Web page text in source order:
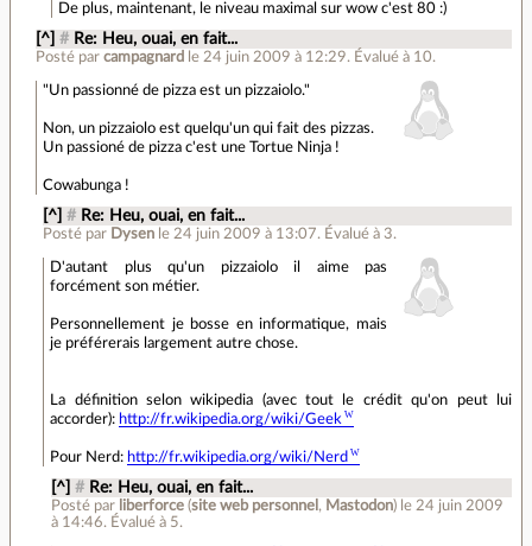
De plus, maintenant, le niveau maximal sur wow c'est 80 :)
[^] # Re: Heu, ouai, en fait...
Posté par campagnard le 24 juin 2009 à 12:29. Évalué à 10.
"Un passionné de pizza est un pizzaiolo."
Non, un pizzaiolo est quelqu'un qui fait des pizzas.
Un passioné de pizza c'est une Tortue Ninja !
Cowabunga !
[^] # Re: Heu, ouai, en fait...
Posté par Dysen le 24 juin 2009 à 13:07. Évalué à 3.
D'autant plus qu'un pizzaiolo il aime pas
forcément son métier.
Personnellement je bosse en informatique, mais
je préférerais largement autre chose.
La définition selon wikipedia (avec tout le crédit qu'on peut lui
accorder): http://fr.wikipedia.org/wiki/Geek
Pour Nerd: http://fr.wikipedia.org/wiki/Nerd
[^] # Re: Heu, ouai, en fait...
Posté par liberforce(site web personnel , Mastodon) le 24 juin 2009
à 14:46. Évalué à 5.